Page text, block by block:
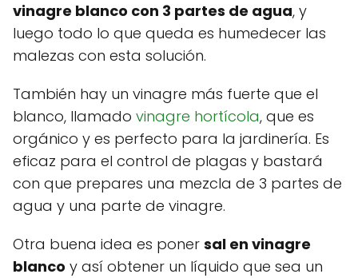
vinagre blanco con 3 partes de agua, y
luego todo lo que queda es humedecer las
malezas con esta solución.
También hay un vinagre más fuerte que el
blanco, llamado vinagre hortícola, que es
orgánico y es perfecto para la jardinería. Es
eficaz para el control de plagas y bastará
con que prepares una mezcla de 3 partes de
agua y una parte de vinagre.
Otra buena idea es poner sal en vinagre
blanco y así obtener un líquido que sea un